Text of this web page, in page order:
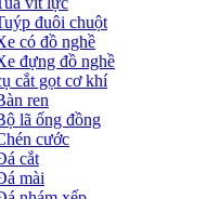
đuôi chuột
có đồ nghề
đựng đồ nghề
cắt gọt cơ khí
ren
lã ống đồng
cước
cắt
mài